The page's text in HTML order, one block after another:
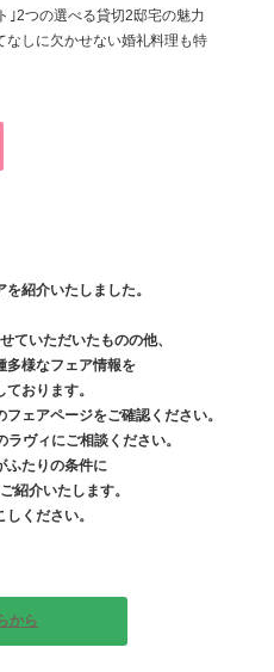
｣2つの選べる貸切2邸宅の魅力
なしに欠かせない婚礼料理も特
紹介いたしました。
ていただいたものの他、
多様なフェア情報を
おります。
ェアページをご確認ください。
ヴィにご相談ください。
ふたりの条件に
紹介いたします。
ください。
から